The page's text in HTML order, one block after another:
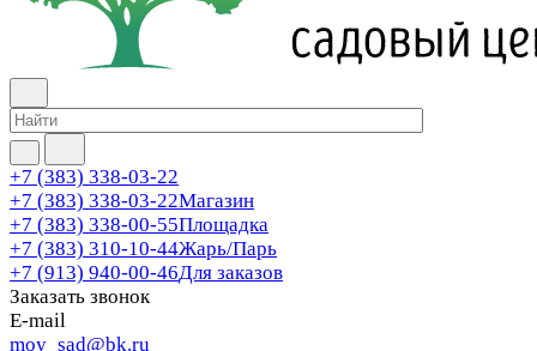
+7 (383) 338-03-22
+7 (383) 338-03-22Магазин
+7 (383) 338-00-55Площадка
+7 (383) 310-10-44Жарь/Парь
+7 (913) 940-00-46Для заказов
Заказать звонок
E-mail
moy_sad@bk.ru